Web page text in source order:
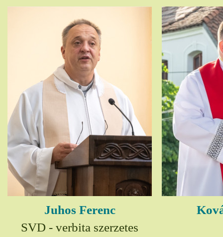
Juhos Ferenc
SVD - verbita szerzetes